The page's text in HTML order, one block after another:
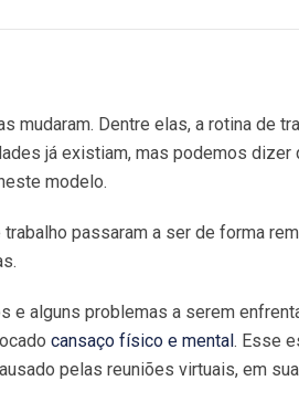
mudaram. Dentre elas, a rotina de
já existiam, mas podemos dizer
modelo.
passaram a ser de forma
e alguns problemas a serem
cansaço físico e mental. Esse
pelas reuniões virtuais, em